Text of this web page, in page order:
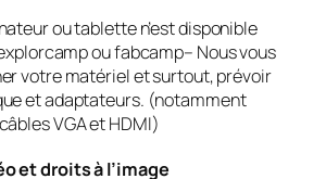
ou tablette n’est disponible
ou fabcamp– Nous vous
votre matériel et surtout, prévoir
et adaptateurs. (notamment
VGA et HDMI)
et droits à l’image